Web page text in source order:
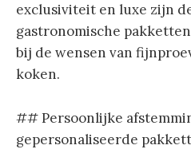
exclusiviteit en luxe zijn
gastronomische
bij de wensen van
koken.
## Persoonlijke
gepersonaliseerde